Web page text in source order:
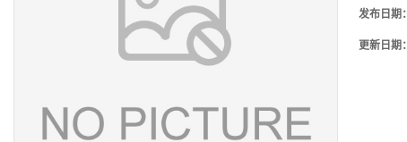
发布日期：
更新日期：